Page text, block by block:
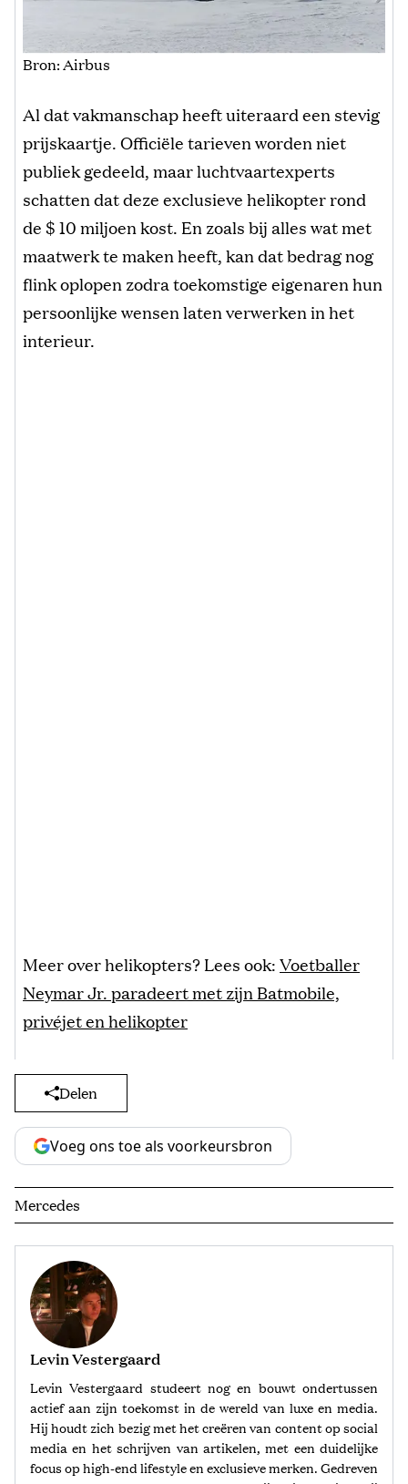
Bron: Airbus
Al dat vakmanschap heeft uiteraard een stevig
prijskaartje. Officiële tarieven worden niet
publiek gedeeld, maar luchtvaartexperts
schatten dat deze exclusieve helikopter rond
de $ 10 miljoen kost. En zoals bij alles wat met
maatwerk te maken heeft, kan dat bedrag nog
flink oplopen zodra toekomstige eigenaren hun
persoonlijke wensen laten verwerken in het
interieur.
Meer over helikopters? Lees ook:Voetballer
Neymar Jr. paradeert met zijn Batmobile,
privéjet en helikopter
Delen
Voeg ons toe als voorkeursbron
Mercedes
Levin Vestergaard
Levin Vestergaard studeert nog en bouwt ondertussen
actief aan zijn toekomst in de wereld van luxe en media.
Hij houdt zich bezig met het creëren van content op social
media en het schrijven van artikelen, met een duidelijke
focus op high-end lifestyle en exclusieve merken. Gedreven